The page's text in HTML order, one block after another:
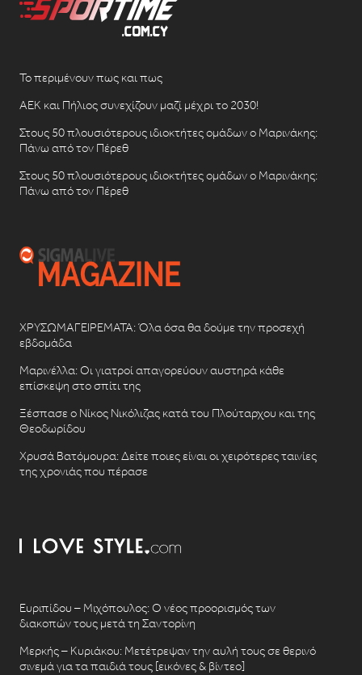
Το περιμένουν πως και πως
ΑΕΚ και Πήλιος συνεχίζουν μαζί μέχρι το 2030!
Στους 50 πλουσιότερους ιδιοκτήτες ομάδων ο Μαρινάκης:
Πάνω από τον Πέρεθ
Στους 50 πλουσιότερους ιδιοκτήτες ομάδων ο Μαρινάκης:
Πάνω από τον Πέρεθ
ΧΡΥΣΩΜΑΓΕΙΡΕΜΑΤΑ: Όλα όσα θα δούμε την προσεχή
εβδομάδα
Μαρινέλλα: Οι γιατροί απαγορεύουν αυστηρά κάθε
επίσκεψη στο σπίτι της
Ξέσπασε ο Νίκος Νικόλιζας κατά του Πλούταρχου και της
Θεοδωρίδου
Χρυσά Βατόμουρα: Δείτε ποιες είναι οι χειρότερες ταινίες
της χρονιάς που πέρασε
Ευριπίδου – Μιχόπουλος: Ο νέος προορισμός των
διακοπών τους μετά τη Σαντορίνη
Μερκής – Κυριάκου: Μετέτρεψαν την αυλή τους σε θερινό
σινεμά για τα παιδιά τους [εικόνες & βίντεο]